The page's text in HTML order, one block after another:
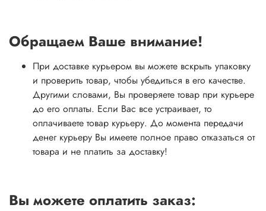
Обращаем Ваше внимание!
При доставке курьером вы можете вскрыть упаковку
и проверить товар, чтобы убедиться в его качестве.
Другими словами, Вы проверяете товар при курьере
до его оплаты. Если Вас все устраивает, то
оплачиваете товар курьеру. До момента передачи
денег курьеру Вы имеете полное право отказаться от
товара и не платить за доставку!
Вы можете оплатить заказ: